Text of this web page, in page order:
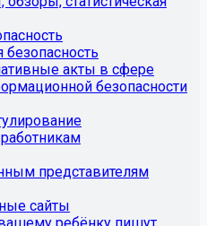
акты в сфере
безопасности
представителям
сайты